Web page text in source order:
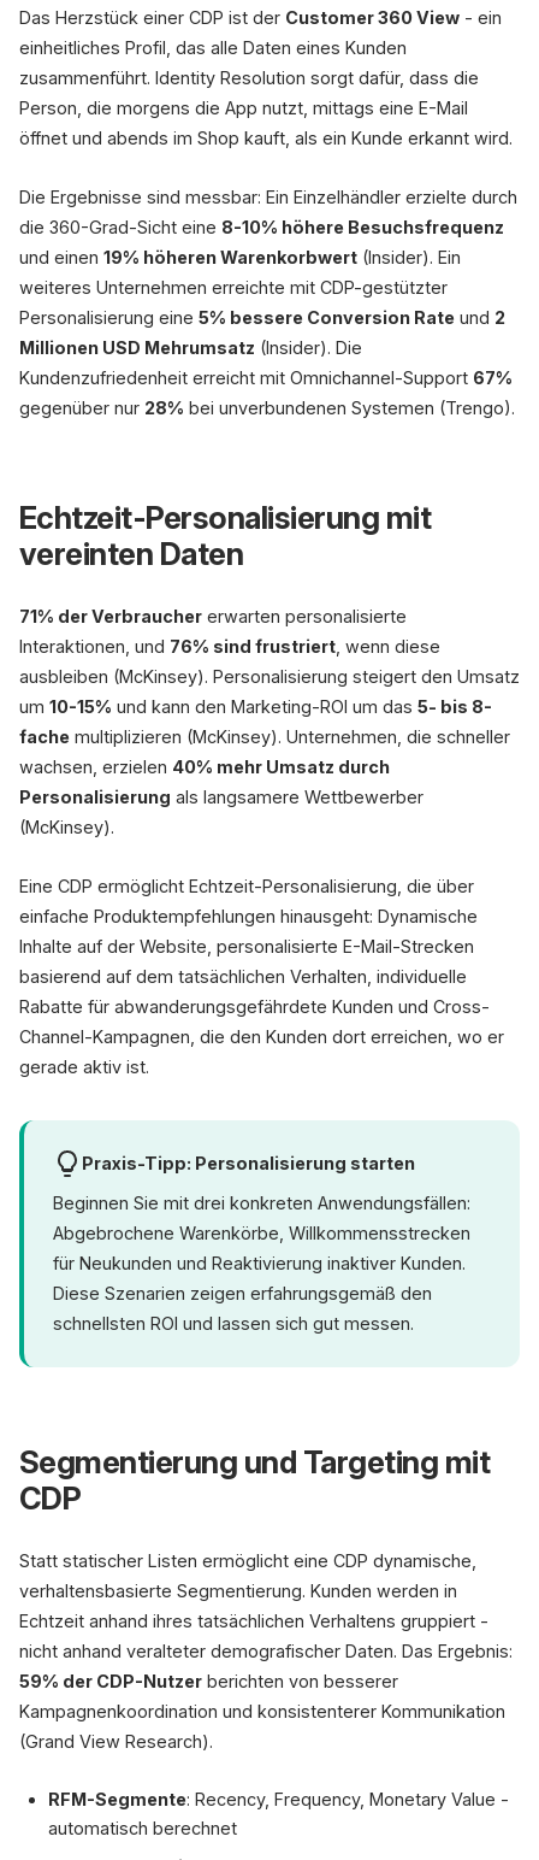
Das Herzstück einer CDP ist der Customer 360 View - ein
einheitliches Profil, das alle Daten eines Kunden
zusammenführt. Identity Resolution sorgt dafür, dass die
Person, die morgens die App nutzt, mittags eine E-Mail
öffnet und abends im Shop kauft, als ein Kunde erkannt wird.
Die Ergebnisse sind messbar: Ein Einzelhändler erzielte durch
die 360-Grad-Sicht eine 8-10% höhere Besuchsfrequenz
und einen 19% höheren Warenkorbwert (Insider). Ein
weiteres Unternehmen erreichte mit CDP-gestützter
Personalisierung eine 5% bessere Conversion Rate und 2
Millionen USD Mehrumsatz (Insider). Die
Kundenzufriedenheit erreicht mit Omnichannel-Support 67%
gegenüber nur 28% bei unverbundenen Systemen (Trengo).
Echtzeit-Personalisierung mit
vereinten Daten
71% der Verbraucher erwarten personalisierte
Interaktionen, und 76% sind frustriert , wenn diese
ausbleiben (McKinsey). Personalisierung steigert den Umsatz
um 10-15% und kann den Marketing-ROI um das 5- bis 8-
fache multiplizieren (McKinsey). Unternehmen, die schneller
wachsen, erzielen 40% mehr Umsatz durch
Personalisierung als langsamere Wettbewerber
(McKinsey).
Eine CDP ermöglicht Echtzeit-Personalisierung, die über
einfache Produktempfehlungen hinausgeht: Dynamische
Inhalte auf der Website, personalisierte E-Mail-Strecken
basierend auf dem tatsächlichen Verhalten, individuelle
Rabatte für abwanderungsgefährdete Kunden und Cross-
Channel-Kampagnen, die den Kunden dort erreichen, wo er
gerade aktiv ist.
Praxis-Tipp: Personalisierung starten
Beginnen Sie mit drei konkreten Anwendungsfällen:
Abgebrochene Warenkörbe, Willkommensstrecken
für Neukunden und Reaktivierung inaktiver Kunden.
Diese Szenarien zeigen erfahrungsgemäß den
schnellsten ROI und lassen sich gut messen.
Segmentierung und Targeting mit
CDP
Statt statischer Listen ermöglicht eine CDP dynamische,
verhaltensbasierte Segmentierung. Kunden werden in
Echtzeit anhand ihres tatsächlichen Verhaltens gruppiert -
nicht anhand veralteter demografischer Daten. Das Ergebnis:
59% der CDP-Nutzer berichten von besserer
Kampagnenkoordination und konsistenterer Kommunikation
(Grand View Research).
RFM-Segmente: Recency, Frequency, Monetary Value -
automatisch berechnet